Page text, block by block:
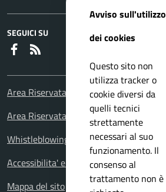
SEGUICI SU
Faceboook
Area Riservata Consiglieri Comunali
Area Riservata Polizia Locale
Whistleblowing – Segnalazioni illeciti
Accessibilita' e meccanismo di feedback
Mappa del sito
Avviso sull'utilizzo
dei cookies
Questo sito non
utilizza tracker o
cookie diversi da
quelli tecnici
strettamente
necessari al suo
funzionamento. Il
consenso al
trattamento non è